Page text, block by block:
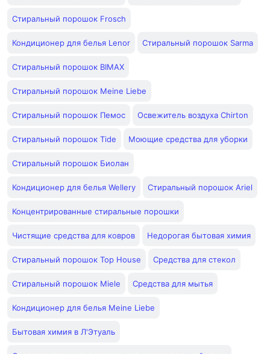
Стиральный порошок Frosch
Кондиционер для белья Lenor Стиральный порошок Sarma
Стиральный порошок BIMAX
Стиральный порошок Meine Liebe
Стиральный порошок Пемос Освежитель воздуха Chirton
Стиральный порошок Tide Моющие средства для уборки
Стиральный порошок Биолан
Кондиционер для белья Wellery Стиральный порошок Ariel
Концентрированные стиральные порошки
Чистящие средства для ковров Недорогая бытовая химия
Стиральный порошок Top House Средства для стекол
Стиральный порошок Miele Средства для мытья
Кондиционер для белья Meine Liebe
Бытовая химия в Л'Этуаль